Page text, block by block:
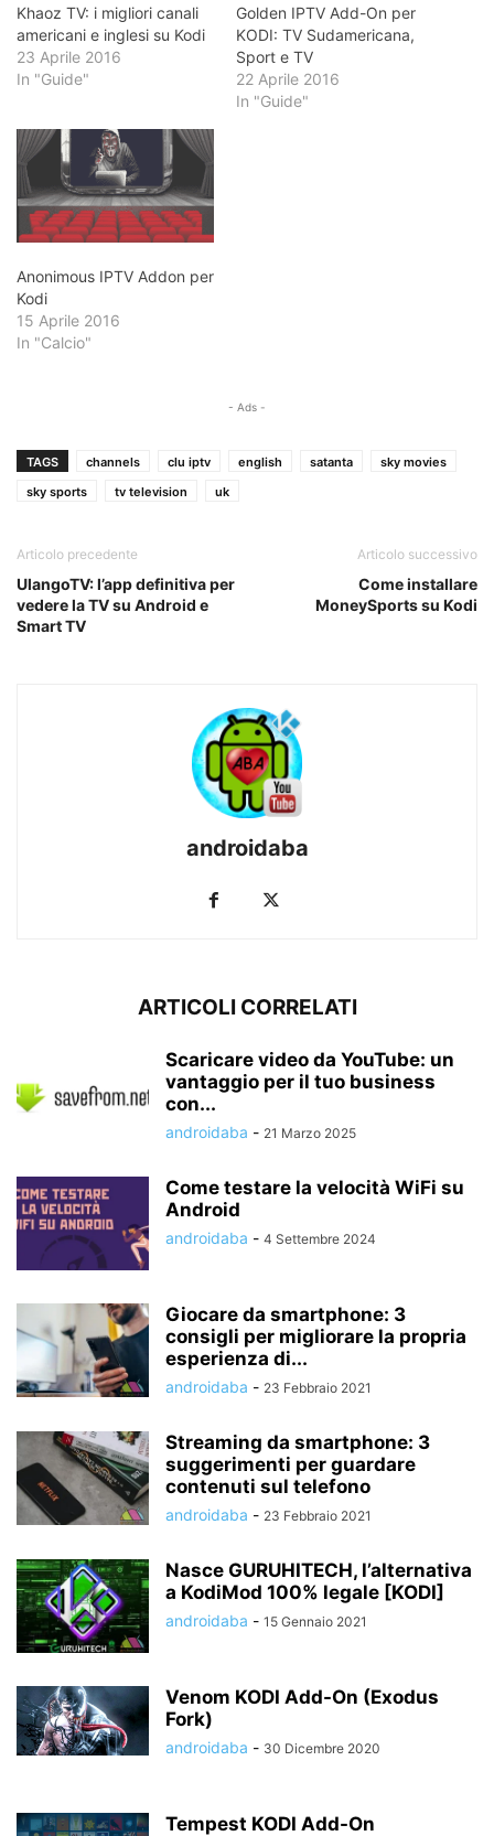
Khaoz TV: i migliori canali
americani e inglesi su Kodi
23 Aprile 2016
In "Guide"
Golden IPTV Add-On per
KODI: TV Sudamericana,
Sport e TV
22 Aprile 2016
In "Guide"
Anonimous IPTV Addon per
Kodi
15 Aprile 2016
In "Calcio"
- Ads -
TAGS channels clu iptv english satanta
sky movies
sky sports
tv television uk
Articolo precedente
UlangoTV: l’app definitiva per
vedere la TV su Android e
Smart TV
Articolo successivo
Come installare
MoneySports su Kodi
androidaba
ARTICOLI CORRELATI
Scaricare video da YouTube: un
vantaggio per il tuo business
con...
androidaba - 21 Marzo 2025
Come testare la velocità WiFi su
Android
androidaba - 4 Settembre 2024
Giocare da smartphone: 3
consigli per migliorare la propria
esperienza di...
androidaba - 23 Febbraio 2021
Streaming da smartphone: 3
suggerimenti per guardare
contenuti sul telefono
androidaba - 23 Febbraio 2021
Nasce GURUHITECH, l’alternativa
a KodiMod 100% legale [KODI]
androidaba - 15 Gennaio 2021
Venom KODI Add-On (Exodus
Fork)
androidaba - 30 Dicembre 2020
Tempest KODI Add-On